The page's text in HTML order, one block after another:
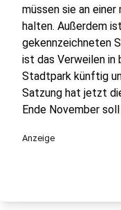
müssen sie an
halten. Außerdem
gekennzeichneten
ist das Verweilen in
Stadtpark künftig
Satzung hat jetzt
Ende November
Anzeige